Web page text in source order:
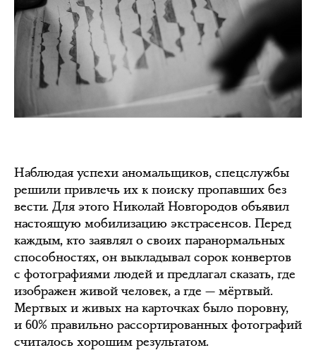
Наблюдая успехи аномальщиков, спецслужбы
решили привлечь их к поиску пропавших без
вести. Для этого Николай Новгородов объявил
настоящую мобилизацию экстрасенсов. Перед
каждым, кто заявлял о своих паранормальных
способностях, он выкладывал сорок конвертов
с фотографиями людей и предлагал сказать, где
изображен живой человек, а где — мёртвый.
Мертвых и живых на карточках было поровну,
и 60% правильно рассортированных фотографий
считалось хорошим результатом.